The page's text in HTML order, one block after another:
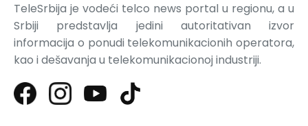
TeleSrbija je vodeći telco news portal u regionu, a u
Srbiji predstavlja jedini autoritativan izvor
informacija o ponudi telekomunikacionih operatora,
kao i dešavanja u telekomunikacionoj industriji.